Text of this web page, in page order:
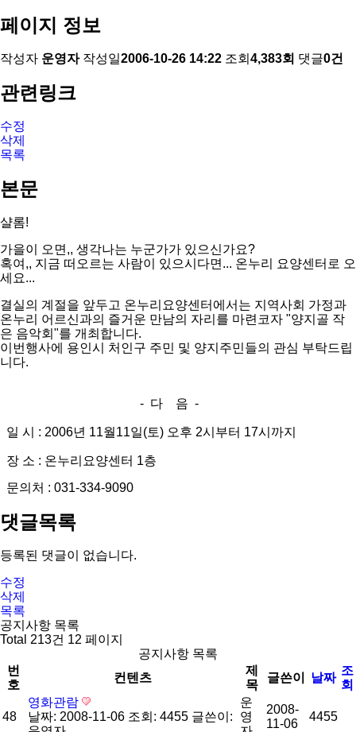
페이지 정보
작성자 운영자 작성일2006-10-26 14:22 조회 4,383회 댓글0건
관련링크
수정
삭제
목록
본문
샬롬!
가을이 오면,, 생각나는 누군가가 있으신가요?
혹여,, 지금 떠오르는 사람이 있으시다면... 온누리 요양센터로 오
세요...
결실의 계절을 앞두고 온누리요양센터에서는 지역사회 가정과
온누리 어르신과의 즐거운 만남의 자리를 마련코자 "양지골 작
은 음악회"를 개최합니다.
이번행사에 용인시 처인구 주민 및 양지주민들의 관심 부탁드립
니다.
- 다 음 -
일 시 : 2006년 11월11일(토) 오후 2시부터 17시까지
장 소 : 온누리요양센터 1층
문의처 : 031-334-9090
댓글목록
등록된 댓글이 없습니다.
수정
삭제
목록
공지사항 목록
Total 213건 12 페이지
공지사항 목록
번
호
컨텐츠
제
목
글쓴이 날짜
조
회
48
영화관람
날짜: 2008-11-06 조회: 4455 글쓴이:
운
영
2008-
11-06
4455